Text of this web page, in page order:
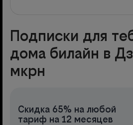
Подписки для
дома билайн в
мкрн
Скидка 65% на любой
тариф на 12 месяцев